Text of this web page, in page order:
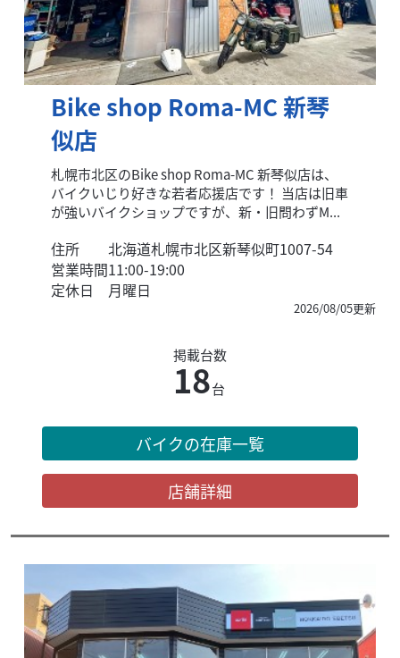
Bike shop Roma-MC 新琴
似店
札幌市北区のBike shop Roma-MC 新琴似店は、
バイクいじり好きな若者応援店です！ 当店は旧車
が強いバイクショップですが、新・旧問わずM...
住所
北海道札幌市北区新琴似町1007-54
営業時間11:00-19:00
定休日
月曜日
2026/08/05更新
掲載台数
18台
バイクの在庫一覧
店舗詳細